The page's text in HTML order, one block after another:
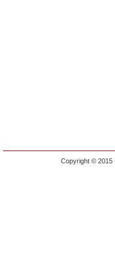
Copyright © 2015